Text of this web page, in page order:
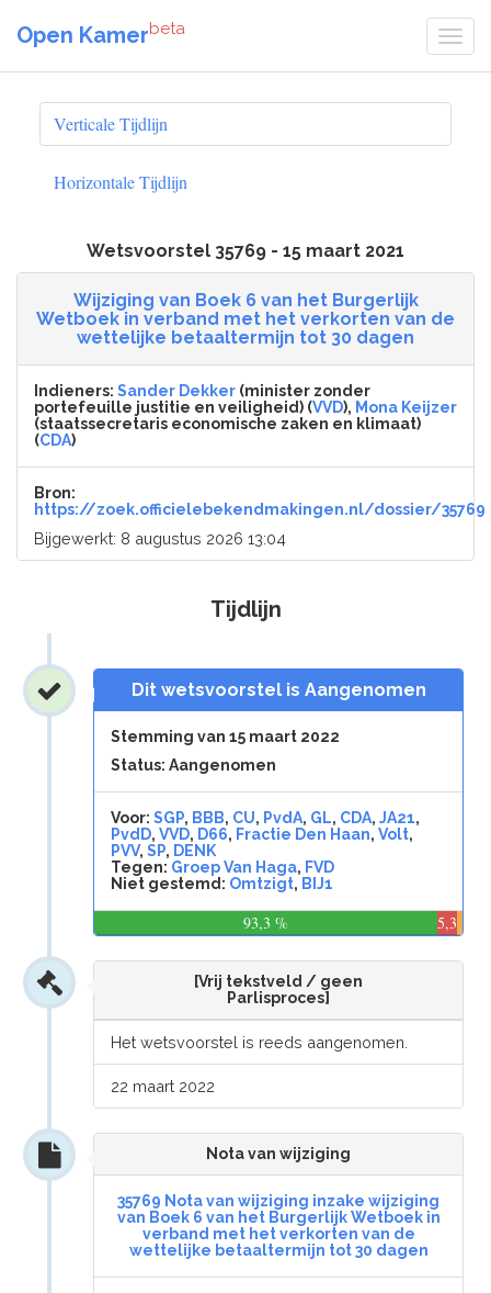
Open Kamerbeta
Verticale Tijdlijn
Horizontale Tijdlijn
Wetsvoorstel 35769 - 15 maart 2021
Wijziging van Boek 6 van het Burgerlijk
Wetboek in verband met het verkorten van de
wettelijke betaaltermijn tot 30 dagen
Indieners: Sander Dekker (minister zonder
portefeuille justitie en veiligheid) (VVD), Mona Keijzer
(staatssecretaris economische zaken en klimaat)
(CDA)
Bron:
https://zoek.officielebekendmakingen.nl/dossier/35769
Bijgewerkt: 8 augustus 2026 13:04
Tijdlijn
Dit wetsvoorstel is Aangenomen
Stemming van 15 maart 2022
Status: Aangenomen
Voor: SGP, BBB, CU, PvdA, GL, CDA,JA21,
PvdD,VVD, D66, Fractie Den Haan,Volt,
PVV,SP, DENK
Tegen: Groep Van Haga, FVD
Niet gestemd: Omtzigt, BIJ1
93,3 %
5,3
[Vrij tekstveld / geen
Parlisproces]
Het wetsvoorstel is reeds aangenomen.
22 maart 2022
Nota van wijziging
35769 Nota van wijziging inzake wijziging
van Boek 6 van het Burgerlijk Wetboek in
verband met het verkorten van de
wettelijke betaaltermijn tot 30 dagen